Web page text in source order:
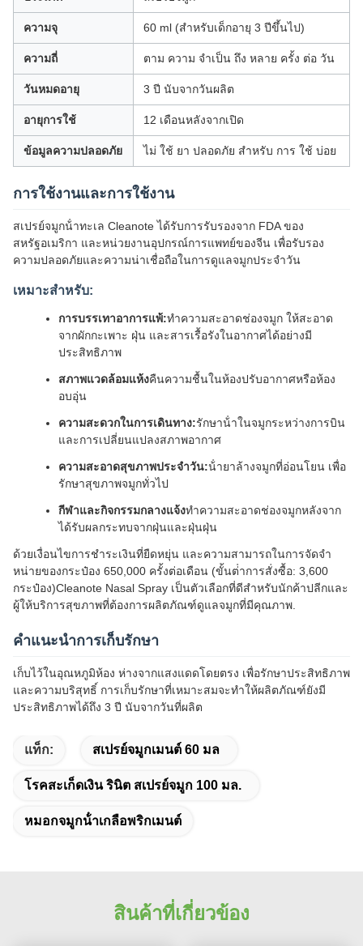
ความจุ 60 ml (สําหรับเด็กอายุ 3 ปีขึ้นไป)
ความถี่ ตาม ความ จําเป็น ถึง หลาย ครั้ง ต่อ วัน
วันหมดอายุ 3 ปี นับจากวันผลิต
อายุการใช้ 12 เดือนหลังจากเปิด
ข้อมูลความปลอดภัย ไม่ ใช้ ยา ปลอดภัย สําหรับ การ ใช้ บ่อย
การใช้งานและการใช้งาน
สเปรย์จมูกน้ําทะเล Cleanote ได้รับการรับรองจาก FDA ของ
สหรัฐอเมริกา และหน่วยงานอุปกรณ์การแพทย์ของจีน เพื่อรับรอง
ความปลอดภัยและความน่าเชื่อถือในการดูแลจมูกประจําวัน
เหมาะสําหรับ:
การบรรเทาอาการแพ้:ทําความสะอาดช่องจมูก ให้สะอาด
จากผักกะเพาะ ฝุ่น และสารเรื้อรังในอากาศได้อย่างมี
ประสิทธิภาพ
สภาพแวดล้อมแห้งคืนความชื้นในห้องปรับอากาศหรือห้อง
อบอุ่น
ความสะดวกในการเดินทาง:รักษาน้ําในจมูกระหว่างการบิน
และการเปลี่ยนแปลงสภาพอากาศ
ความสะอาดสุขภาพประจําวัน:น้ํายาล้างจมูกที่อ่อนโยน เพื่อ
รักษาสุขภาพจมูกทั่วไป
กีฬาและกิจกรรมกลางแจ้งทําความสะอาดช่องจมูกหลังจาก
ได้รับผลกระทบจากฝุ่นและฝุ่นฝุ่น
ด้วยเงื่อนไขการชําระเงินที่ยืดหยุ่น และความสามารถในการจัดจํา
หน่ายของกระป๋อง 650,000 ครั้งต่อเดือน (ขั้นต่ําการสั่งซื้อ: 3,600
กระป๋อง)Cleanote Nasal Spray เป็นตัวเลือกที่ดีสําหรับนักค้าปลีกและ
ผู้ให้บริการสุขภาพที่ต้องการผลิตภัณฑ์ดูแลจมูกที่มีคุณภาพ.
คําแนะนําการเก็บรักษา
เก็บไว้ในอุณหภูมิห้อง ห่างจากแสงแดดโดยตรง เพื่อรักษาประสิทธิภาพ
และความบริสุทธิ์ การเก็บรักษาที่เหมาะสมจะทําให้ผลิตภัณฑ์ยังมี
ประสิทธิภาพได้ถึง 3 ปี นับจากวันที่ผลิต
แท็ก: สเปรย์จมูกเมนต์ 60 มล
โรคสะเก็ดเงิน รินิต สเปรย์จมูก 100 มล.
หมอกจมูกน้ําเกลือพริกเมนต์
สินค้าที่เกี่ยวข้อง